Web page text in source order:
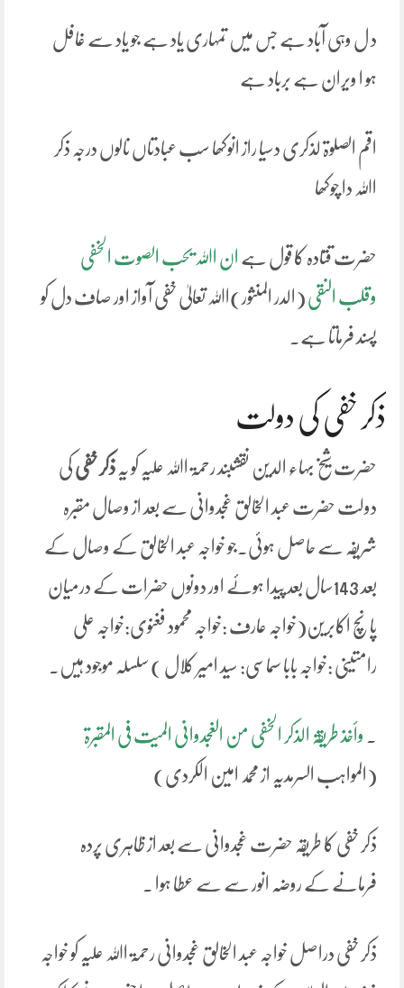
د ل وہی آباد ہے جس میں تمہاری یاد ہے جو یاد سے غافل
ہو ا ویران ہے برباد ہے
اقم الصلوۃ لذکری دسیا راز انوکھا سب عبادتاں نالوں درجہ ذکر
اﷲ دا چوکھا
حضرت قتادہ کا قول ہے ان اﷲ یحب الصوت الخفی
وقلب النقی (الدر المنثور)اﷲ تعالیٰ خفی آواز اور صاف دل کو
پسند فرماتا ہے۔
ذکر خفی کی دولت
حضرت شیخ بہاء الدین نقشبند رحمۃ اﷲ علیہ کو یہ ذکر خفی کی
دولت حضرت عبد الخالق غجدوانی سے بعد از وصال مقبرہ
شریفہ سے حاصل ہوئی۔جو خواجہ عبد الخالق کے وصال کے
بعد 143سال بعد پیدا ہوئے اور دونوں حضرات کے درمیان
پانچ اکابرین(خواجہ عارف :خواجہ محمود فغنوی:خواجہ علی
رامتینی :خواجہ بابا سماسی: سید امیر کلال ) سلسلہ موجود ہیں۔
وأخذ طریقۃ الذکر الخفی من الغجدوانی المیت فی المقبرۃ
(المواہب السرمدیہ از محمد امین الکردی)
ذکر خفی کا طریقہ حضرت غجدوانی سے بعد از ظاہری پردہ
فرمانے کے روضہ انور سے سے عطا ہوا ۔
ذکر خفی دراصل خواجہ عبد الخالق غجدوانی رحمۃ اﷲ علیہ کو خواجہ